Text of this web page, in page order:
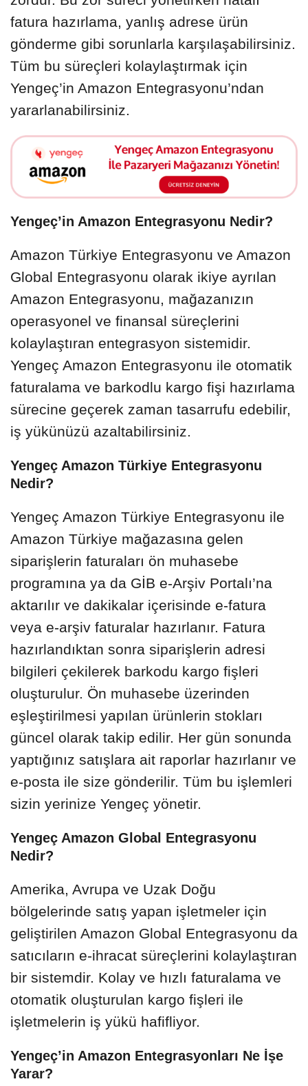
fatura hazırlama, yanlış adrese ürün
gönderme gibi sorunlarla karşılaşabilirsiniz.
Tüm bu süreçleri kolaylaştırmak için
Yengeç’in Amazon Entegrasyonu’ndan
yararlanabilirsiniz.
Yengeç’in Amazon Entegrasyonu Nedir?
Amazon Türkiye Entegrasyonu ve Amazon
Global Entegrasyonu olarak ikiye ayrılan
Amazon Entegrasyonu, mağazanızın
operasyonel ve finansal süreçlerini
kolaylaştıran entegrasyon sistemidir.
Yengeç Amazon Entegrasyonu ile otomatik
faturalama ve barkodlu kargo fişi hazırlama
sürecine geçerek zaman tasarrufu edebilir,
iş yükünüzü azaltabilirsiniz.
Yengeç Amazon Türkiye Entegrasyonu
Nedir?
Yengeç Amazon Türkiye Entegrasyonu ile
Amazon Türkiye mağazasına gelen
siparişlerin faturaları ön muhasebe
programına ya da GİB e-Arşiv Portalı’na
aktarılır ve dakikalar içerisinde e-fatura
veya e-arşiv faturalar hazırlanır. Fatura
hazırlandıktan sonra siparişlerin adresi
bilgileri çekilerek barkodu kargo fişleri
oluşturulur. Ön muhasebe üzerinden
eşleştirilmesi yapılan ürünlerin stokları
güncel olarak takip edilir. Her gün sonunda
yaptığınız satışlara ait raporlar hazırlanır ve
e-posta ile size gönderilir. Tüm bu işlemleri
sizin yerinize Yengeç yönetir.
Yengeç Amazon Global Entegrasyonu
Nedir?
Amerika, Avrupa ve Uzak Doğu
bölgelerinde satış yapan işletmeler için
geliştirilen Amazon Global Entegrasyonu da
satıcıların e-ihracat süreçlerini kolaylaştıran
bir sistemdir. Kolay ve hızlı faturalama ve
otomatik oluşturulan kargo fişleri ile
işletmelerin iş yükü hafifliyor.
Yengeç’in Amazon Entegrasyonları Ne İşe
Yarar?